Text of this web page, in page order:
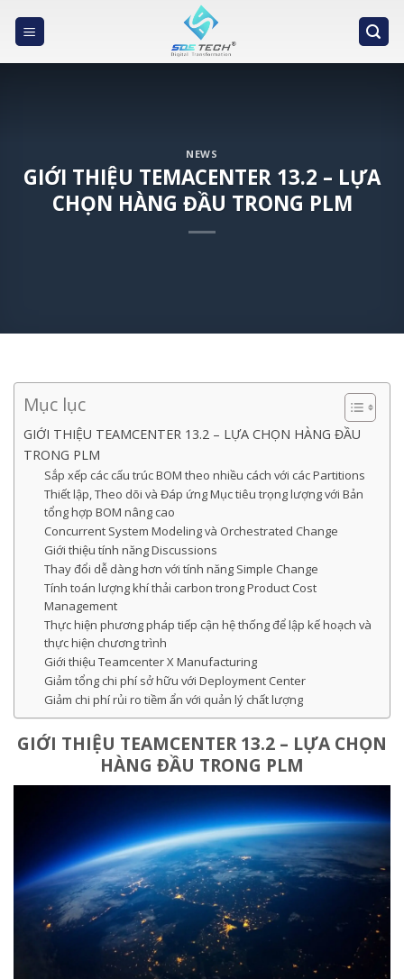
NEWS
GIỚI THIỆU TEMACENTER 13.2 – LỰA
CHỌN HÀNG ĐẦU TRONG PLM
Mục lục
GIỚI THIỆU TEAMCENTER 13.2 – LỰA CHỌN HÀNG ĐẦU
TRONG PLM
Sắp xếp các cấu trúc BOM theo nhiều cách với các Partitions
Thiết lập, Theo dõi và Đáp ứng Mục tiêu trọng lượng với Bản
tổng hợp BOM nâng cao
Concurrent System Modeling và Orchestrated Change
Giới thiệu tính năng Discussions
Thay đổi dễ dàng hơn với tính năng Simple Change
Tính toán lượng khí thải carbon trong Product Cost
Management
Thực hiện phương pháp tiếp cận hệ thống để lập kế hoạch và
thực hiện chương trình
Giới thiệu Teamcenter X Manufacturing
Giảm tổng chi phí sở hữu với Deployment Center
Giảm chi phí rủi ro tiềm ẩn với quản lý chất lượng
GIỚI THIỆU TEAMCENTER 13.2 – LỰA CHỌN
HÀNG ĐẦU TRONG PLM